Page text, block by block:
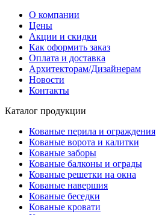
О компании
Цены
Акции и скидки
Как оформить заказ
Оплата и доставка
Архитекторам/Дизайнерам
Новости
Контакты
Каталог продукции
Кованые перила и ограждения
Кованые ворота и калитки
Кованые заборы
Кованые балконы и ограды
Кованые решетки на окна
Кованые навершия
Кованые беседки
Кованые кровати